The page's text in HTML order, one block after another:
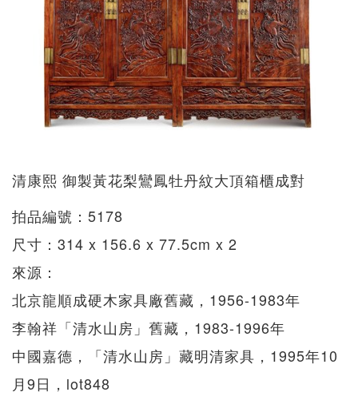
清康熙 御製黃花梨鸞鳳牡丹紋大頂箱櫃成對
拍品編號：5178
尺寸：314 x 156.6 x 77.5cm x 2
來源：
北京龍順成硬木家具廠舊藏，1956-1983年
李翰祥「清水山房」舊藏，1983-1996年
中國嘉德，「清水山房」藏明清家具，1995年10
月9日，lot848